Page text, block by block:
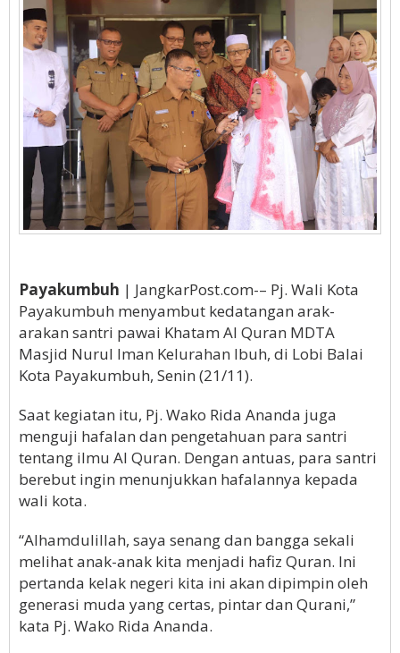
Payakumbuh | JangkarPost.com-– Pj. Wali Kota
Payakumbuh menyambut kedatangan arak-
arakan santri pawai Khatam Al Quran MDTA
Masjid Nurul Iman Kelurahan Ibuh, di Lobi Balai
Kota Payakumbuh, Senin (21/11).
Saat kegiatan itu, Pj. Wako Rida Ananda juga
menguji hafalan dan pengetahuan para santri
tentang ilmu Al Quran. Dengan antuas, para santri
berebut ingin menunjukkan hafalannya kepada
wali kota.
“Alhamdulillah, saya senang dan bangga sekali
melihat anak-anak kita menjadi hafiz Quran. Ini
pertanda kelak negeri kita ini akan dipimpin oleh
generasi muda yang certas, pintar dan Qurani,”
kata Pj. Wako Rida Ananda.